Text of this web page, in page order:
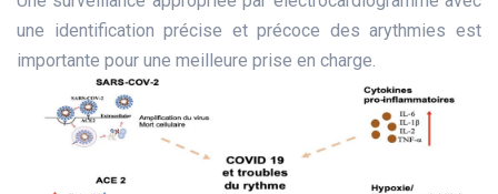
une identification précise et précoce des arythmies est
importante pour une meilleure prise en charge.